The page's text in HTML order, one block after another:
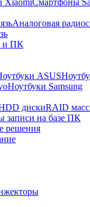
XiaomiСмартфоны
Аналоговая
и ПК
ASUS
Ноутбуки Samsung
дискиRAID
записи на базе ПК
решения